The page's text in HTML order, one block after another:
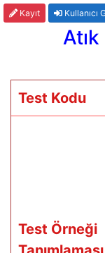
Kayıt Kullanıcı
Test Kodu
Test Örneği